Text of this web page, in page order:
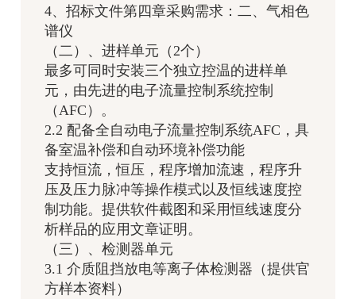
4、招标文件第四章采购需求：二、气相色
谱仪
（二）、进样单元（2个）
最多可同时安装三个独立控温的进样单
元，由先进的电子流量控制系统控制
（AFC）。
2.2 配备全自动电子流量控制系统AFC，具
备室温补偿和自动环境补偿功能
支持恒流，恒压，程序增加流速，程序升
压及压力脉冲等操作模式以及恒线速度控
制功能。提供软件截图和采用恒线速度分
析样品的应用文章证明。
（三）、检测器单元
3.1 介质阻挡放电等离子体检测器（提供官
方样本资料）